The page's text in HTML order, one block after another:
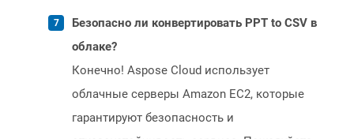
Безопасно ли конвертировать PPT to CSV в
облаке?
Конечно! Aspose Cloud использует
облачные серверы Amazon EC2, которые
гарантируют безопасность и